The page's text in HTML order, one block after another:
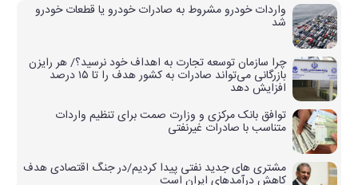
واردات خودرو مشروط به صادرات خودرو یا قطعات خودرو
شد
چرا سازمان توسعه تجارت به اهداف خود نرسید؟/ هر رایزن
بازرگانی می‌تواند صادرات به کشور هدف را تا ۱۵ درصد
افزایش دهد
توافق بانک مرکزی و وزارت صمت برای تنظیم واردات
متناسب با صادرات غیرنفتی
مشتری های جدید نفتی پیدا کردیم/در جنگ اقتصادی هدف
کاهش درآمدهای ایران است